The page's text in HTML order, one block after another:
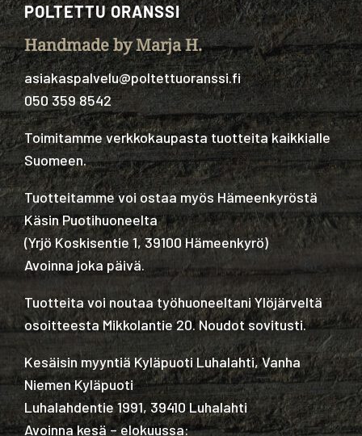
POLTETTU ORANSSI
Handmade by Marja H.
asiakaspalvelu@poltettuoranssi.fi
050 359 8542
Toimitamme verkkokaupasta tuotteita kaikkialle
Suomeen.
Tuotteitamme voi ostaa myös Hämeenkyröstä
Käsin Puotihuoneelta
(Yrjö Koskisentie 1, 39100 Hämeenkyrö)
Avoinna joka päivä.
Tuotteita voi noutaa työhuoneeltani Ylöjärveltä
osoitteesta Mikkolantie 20. Noudot sovitusti.
Kesäisin myyntiä Kyläpuoti Luhalahti, Vanha
Niemen Kyläpuoti
Luhalahdentie 1991, 39410 Luhalahti
Avoinna kesä – elokuussa: